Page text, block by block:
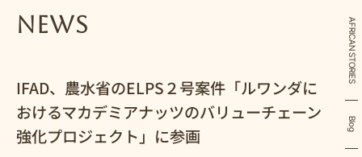
News AFRICAN STORIES
Blog
IFAD、農水省のELPS２号案件「ルワンダに
おけるマカデミアナッツのバリューチェーン
強化プロジェクト」に参画